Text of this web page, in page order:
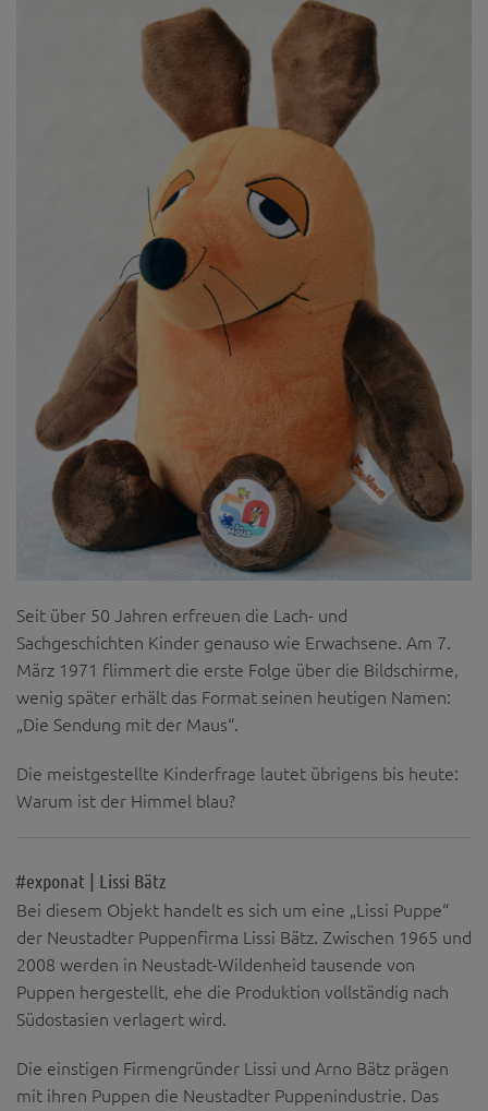
Seit über 50 Jahren erfreuen die Lach- und
Sachgeschichten Kinder genauso wie Erwachsene. Am 7.
März 1971 flimmert die erste Folge über die Bildschirme,
wenig später erhält das Format seinen heutigen Namen:
„Die Sendung mit der Maus“.
Die meistgestellte Kinderfrage lautet übrigens bis heute:
Warum ist der Himmel blau?
#exponat | Lissi Bätz
Bei diesem Objekt handelt es sich um eine „Lissi Puppe“
der Neustadter Puppenfirma Lissi Bätz. Zwischen 1965 und
2008 werden in Neustadt-Wildenheid tausende von
Puppen hergestellt, ehe die Produktion vollständig nach
Südostasien verlagert wird.
Die einstigen Firmengründer Lissi und Arno Bätz prägen
mit ihren Puppen die Neustadter Puppenindustrie. Das